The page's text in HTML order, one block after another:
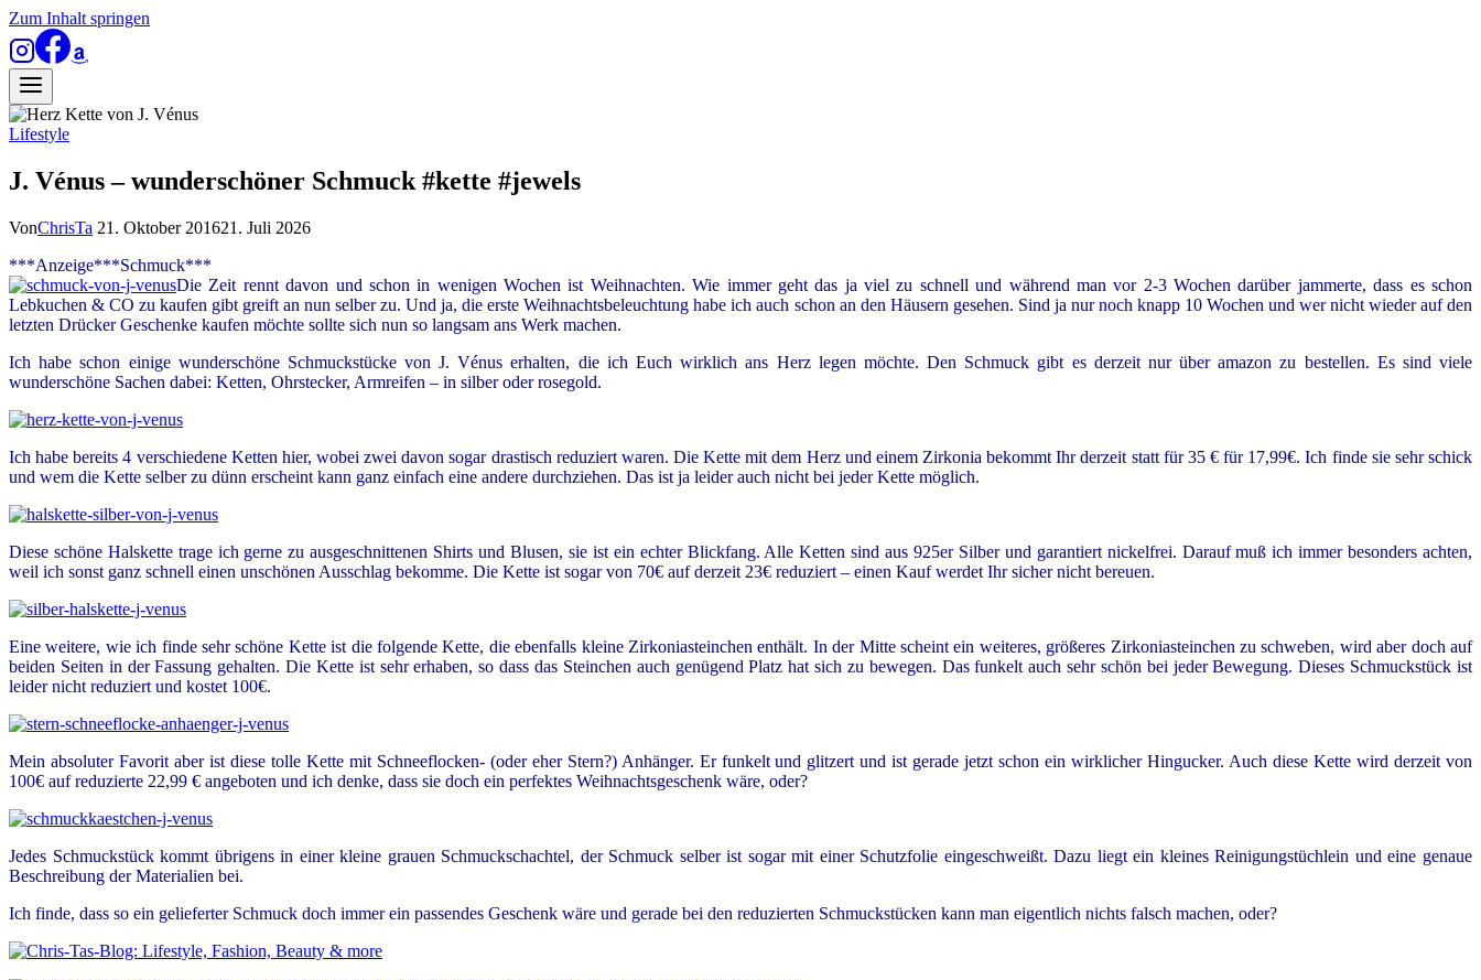
Zum Inhalt springen
Lifestyle
J. Vénus – wunderschöner Schmuck #kette #jewels
VonChrisTa 21. Oktober 201621. Juli 2026
***Anzeige***Schmuck***
Die Zeit rennt davon und schon in wenigen Wochen ist Weihnachten. Wie immer geht das ja viel zu schnell und während man vor 2-3 Wochen darüber jammerte, dass es schon
Lebkuchen & CO zu kaufen gibt greift an nun selber zu. Und ja, die erste Weihnachtsbeleuchtung habe ich auch schon an den Häusern gesehen. Sind ja nur noch knapp 10 Wochen und wer nicht wieder auf den
letzten Drücker Geschenke kaufen möchte sollte sich nun so langsam ans Werk machen.
Ich habe schon einige wunderschöne Schmuckstücke von J. Vénus erhalten, die ich Euch wirklich ans Herz legen möchte. Den Schmuck gibt es derzeit nur über amazon zu bestellen. Es sind viele
wunderschöne Sachen dabei: Ketten, Ohrstecker, Armreifen – in silber oder rosegold.
Ich habe bereits 4 verschiedene Ketten hier, wobei zwei davon sogar drastisch reduziert waren. Die Kette mit dem Herz und einem Zirkonia bekommt Ihr derzeit statt für 35 € für 17,99€. Ich finde sie sehr schick
und wem die Kette selber zu dünn erscheint kann ganz einfach eine andere durchziehen. Das ist ja leider auch nicht bei jeder Kette möglich.
Diese schöne Halskette trage ich gerne zu ausgeschnittenen Shirts und Blusen, sie ist ein echter Blickfang. Alle Ketten sind aus 925er Silber und garantiert nickelfrei. Darauf muß ich immer besonders achten,
weil ich sonst ganz schnell einen unschönen Ausschlag bekomme. Die Kette ist sogar von 70€ auf derzeit 23€ reduziert – einen Kauf werdet Ihr sicher nicht bereuen.
Eine weitere, wie ich finde sehr schöne Kette ist die folgende Kette, die ebenfalls kleine Zirkoniasteinchen enthält. In der Mitte scheint ein weiteres, größeres Zirkoniasteinchen zu schweben, wird aber doch auf
beiden Seiten in der Fassung gehalten. Die Kette ist sehr erhaben, so dass das Steinchen auch genügend Platz hat sich zu bewegen. Das funkelt auch sehr schön bei jeder Bewegung. Dieses Schmuckstück ist
leider nicht reduziert und kostet 100€.
Mein absoluter Favorit aber ist diese tolle Kette mit Schneeflocken- (oder eher Stern?) Anhänger. Er funkelt und glitzert und ist gerade jetzt schon ein wirklicher Hingucker. Auch diese Kette wird derzeit von
100€ auf reduzierte 22,99 € angeboten und ich denke, dass sie doch ein perfektes Weihnachtsgeschenk wäre, oder?
Jedes Schmuckstück kommt übrigens in einer kleine grauen Schmuckschachtel, der Schmuck selber ist sogar mit einer Schutzfolie eingeschweißt. Dazu liegt ein kleines Reinigungstüchlein und eine genaue
Beschreibung der Materialien bei.
Ich finde, dass so ein gelieferter Schmuck doch immer ein passendes Geschenk wäre und gerade bei den reduzierten Schmuckstücken kann man eigentlich nichts falsch machen, oder?